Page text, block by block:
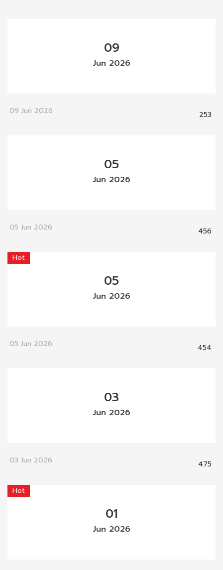
09
Jun 2026
09 Jun 2026 253
05
Jun 2026
05 Jun 2026 456
05
Jun 2026
Hot
05 Jun 2026 454
03
Jun 2026
03 Jun 2026 475
01
Jun 2026
Hot